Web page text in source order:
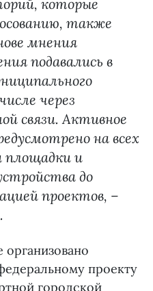
которые
также
мнения
подавались в
через
связи. Активное
на всех
площадки и
до
проектов, –
проекту
городской